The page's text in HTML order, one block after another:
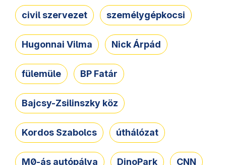
civil szervezet személygépkocsi
Hugonnai Vilma Nick Árpád
fülemüle BP Fatár
Bajcsy-Zsilinszky köz
Kordos Szabolcs úthálózat
M0-ás autópálya DinoPark CNN